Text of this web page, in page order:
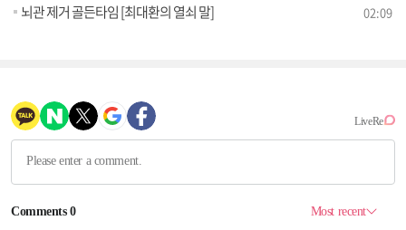
뇌관 제거 골든타임 [최대환의 열쇠 말] 02:09